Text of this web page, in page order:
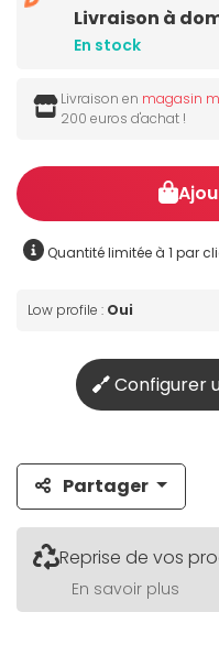
Livraison à
En stock
Livraison en magasin
200 euros d'achat !
Quantité limitée à 1 par
Low profile : Oui
Configurer
Partager
Reprise de vos
En savoir plus